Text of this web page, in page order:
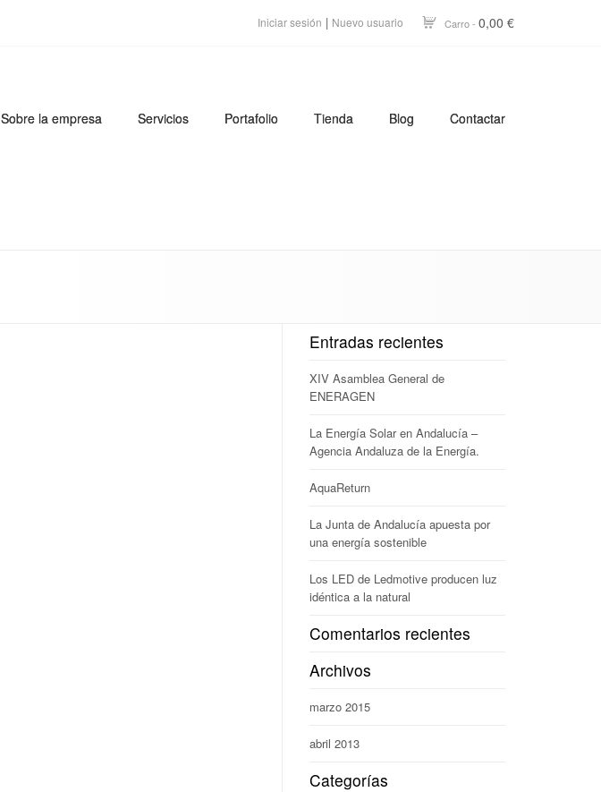
Carro - 0,00 €
Iniciar sesión | Nuevo usuario
Sobre la empresa Servicios Portafolio Tienda Blog Contactar
Entradas recientes
XIV Asamblea General de
ENERAGEN
La Energía Solar en Andalucía –
Agencia Andaluza de la Energía.
AquaReturn
La Junta de Andalucía apuesta por
una energía sostenible
Los LED de Ledmotive producen luz
idéntica a la natural
Comentarios recientes
Archivos
marzo 2015
abril 2013
Categorías